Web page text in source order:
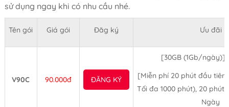
sử dụng ngay khi có nhu cầu nhé.
Tên gói Giá gói Đăg ký Ưu đãi
V90C 90.000đ ĐĂNG KÝ
[30GB (1Gb/ngày)]
[Miễn phí 20 phút đầu
Tối đa 1000 phút), 20
Ngày